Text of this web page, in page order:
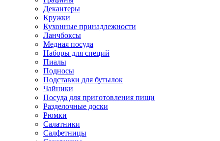
Декантеры
Кружки
Кухонные принадлежности
Ланчбоксы
Медная посуда
Наборы для специй
Пиалы
Подносы
Подставки для бутылок
Чайники
Посуда для приготовления пищи
Разделочные доски
Рюмки
Салатники
Салфетницы